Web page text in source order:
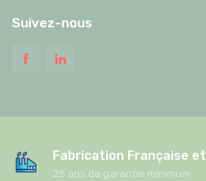
Suivez-nous
Fabrication Française
25 ans de garantie minimum